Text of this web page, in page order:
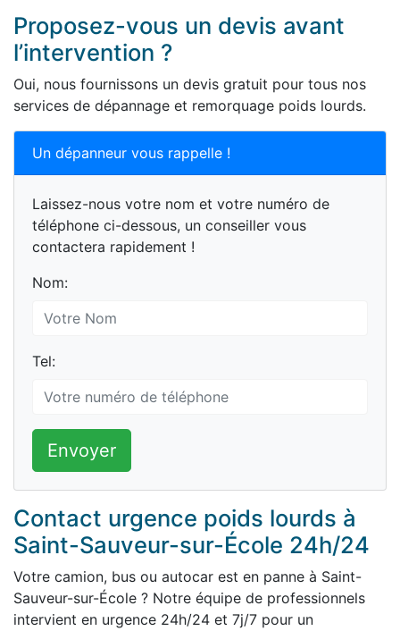
Proposez-vous un devis avant
l’intervention ?
Oui, nous fournissons un devis gratuit pour tous nos
services de dépannage et remorquage poids lourds.
Un dépanneur vous rappelle !
Laissez-nous votre nom et votre numéro de
téléphone ci-dessous, un conseiller vous
contactera rapidement !
Nom:
Tel:
Envoyer
Contact urgence poids lourds à
Saint-Sauveur-sur-École 24h/24
Votre camion, bus ou autocar est en panne à Saint-
Sauveur-sur-École ? Notre équipe de professionnels
intervient en urgence 24h/24 et 7j/7 pour un